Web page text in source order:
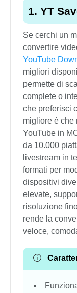
1. YT
Se cerchi un
convertire
YouTube
migliori
permette di
complete o
che preferisci
migliore è che
YouTube in
da 10.000
livestream in
formati per
dispositivi
elevate,
risoluzione
rende la
veloce,